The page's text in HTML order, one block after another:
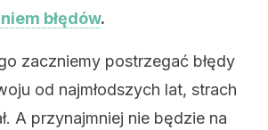
błędów.
zaczniemy postrzegać błędy
od najmłodszych lat, strach
A przynajmniej nie będzie na